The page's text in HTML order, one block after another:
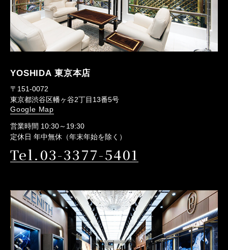
YOSHIDA 東京本店
〒151-0072
東京都渋谷区幡ヶ谷2丁目13番5号
Google Map
営業時間 10:30～19:30
定休日 年中無休（年末年始を除く）
Tel.03-3377-5401